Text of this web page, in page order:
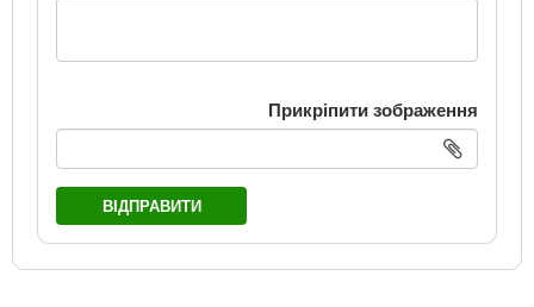
Прикріпити зображення
ВІДПРАВИТИ